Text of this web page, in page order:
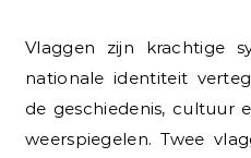
Vlaggen zijn krachtige symbolen die niet alleen
nationale identiteit
de geschiedenis, cultuur
weerspiegelen. Twee